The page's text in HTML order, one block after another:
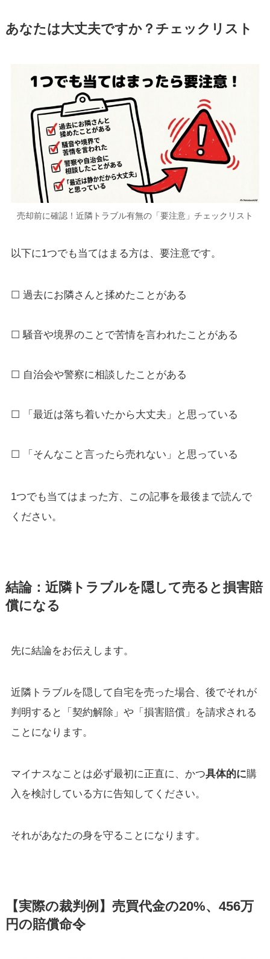
あなたは大丈夫ですか？チェックリスト
売却前に確認！近隣トラブル有無の「要注意」チェックリスト
以下に1つでも当てはまる方は、要注意です。
☐ 過去にお隣さんと揉めたことがある
☐ 騒音や境界のことで苦情を言われたことがある
☐ 自治会や警察に相談したことがある
☐ 「最近は落ち着いたから大丈夫」と思っている
☐ 「そんなこと言ったら売れない」と思っている
1つでも当てはまった方、この記事を最後まで読んで
ください。
結論：近隣トラブルを隠して売ると損害賠
償になる
先に結論をお伝えします。
近隣トラブルを隠して自宅を売った場合、後でそれが
判明すると「契約解除」や「損害賠償」を請求される
ことになります。
マイナスなことは必ず最初に正直に、かつ具体的に購
入を検討している方に告知してください。
それがあなたの身を守ることになります。
【実際の裁判例】売買代金の20%、456万
円の賠償命令